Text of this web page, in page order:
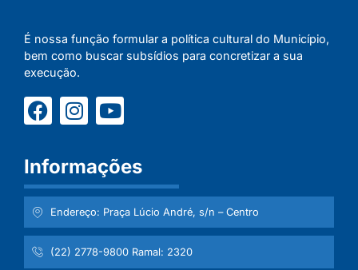
É nossa função formular a política cultural do Município,
bem como buscar subsídios para concretizar a sua
execução.
Informações
Endereço: Praça Lúcio André, s/n – Centro
(22) 2778-9800 Ramal: 2320